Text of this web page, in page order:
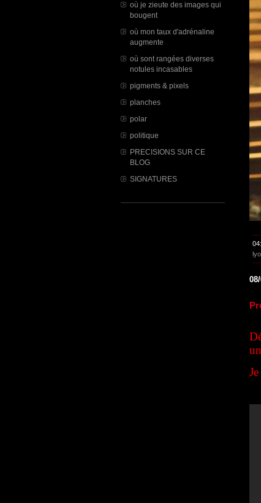
où je zieute des images qui
bougent
où mon taux d'adrénaline
augmente
où sont rangées diverses
notules incasables
pigments & pixels
planches
polar
politique
PRECISIONS SUR CE
BLOG
SIGNATURES